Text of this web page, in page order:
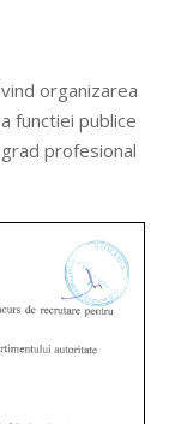
organizarea
functiei publice
profesional